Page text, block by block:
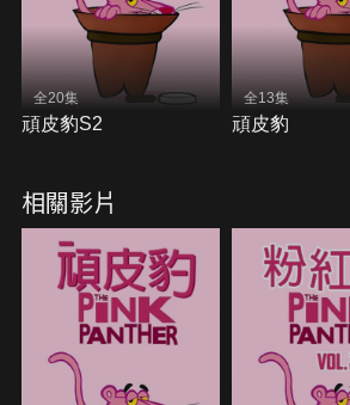
全20集
頑皮豹S2
全13集
頑皮豹
相關影片